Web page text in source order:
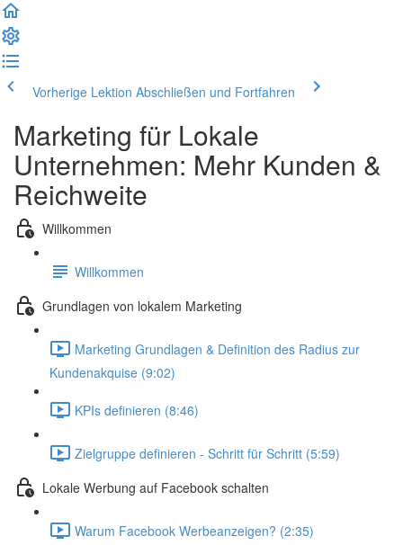
Vorherige Lektion Abschließen und Fortfahren
Marketing für Lokale
Unternehmen: Mehr Kunden &
Reichweite
Willkommen
Willkommen
Grundlagen von lokalem Marketing
Marketing Grundlagen & Definition des Radius zur
Kundenakquise (9:02)
KPIs definieren (8:46)
Zielgruppe definieren - Schritt für Schritt (5:59)
Lokale Werbung auf Facebook schalten
Warum Facebook Werbeanzeigen? (2:35)